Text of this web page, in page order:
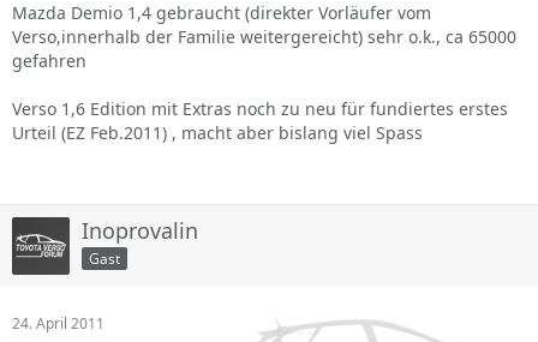
Mazda Demio 1,4 gebraucht (direkter Vorläufer vom
Verso,innerhalb der Familie weitergereicht) sehr o.k., ca 65000
gefahren
Verso 1,6 Edition mit Extras noch zu neu für fundiertes erstes
Urteil (EZ Feb.2011) , macht aber bislang viel Spass
Inoprovalin
Gast
24. April 2011